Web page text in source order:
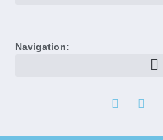
Navigation: